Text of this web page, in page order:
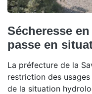
Sécheresse
passe en
La préfecture de la
restriction des
de la situation